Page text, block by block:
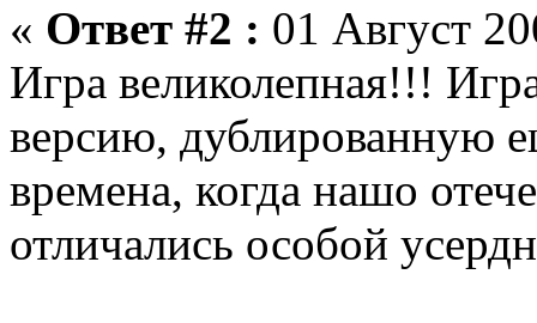
« Ответ #2 : 01 Август
Игра великолепная!!!
версию, дублированную
времена, когда нашо
отличались особой